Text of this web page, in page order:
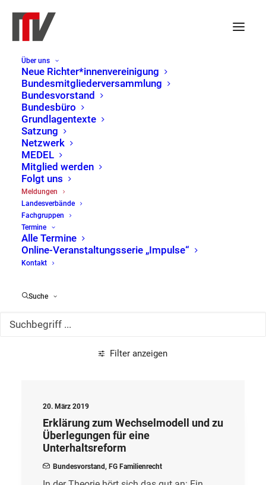
Über uns
Neue Richter*innenvereinigung
Bundesmitgliederversammlung
Bundesvorstand
Bundesbüro
Grundlagentexte
Satzung
Netzwerk
MEDEL
Mitglied werden
Folgt uns
Meldungen
Landesverbände
Fachgruppen
Termine
Alle Termine
Online-Veranstaltungsserie „Impulse“
Kontakt
Suche
Filter anzeigen
20. März 2019
Erklärung zum Wechselmodell und zu
Überlegungen für eine
Unterhaltsreform
Bundesvorstand, FG Familienrecht